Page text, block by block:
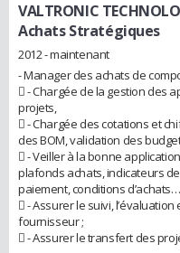
VALTRONIC
Achats Stratégiques
2012 - maintenant
- Manager des achats de
 - Chargée de la gestion des
projets,
 - Chargée des cotations et
des BOM, validation des
 - Veiller à la bonne
plafonds achats, indicateurs
paiement, conditions d’achats…
 - Assurer le suivi,
fournisseur ;
 - Assurer le transfert des